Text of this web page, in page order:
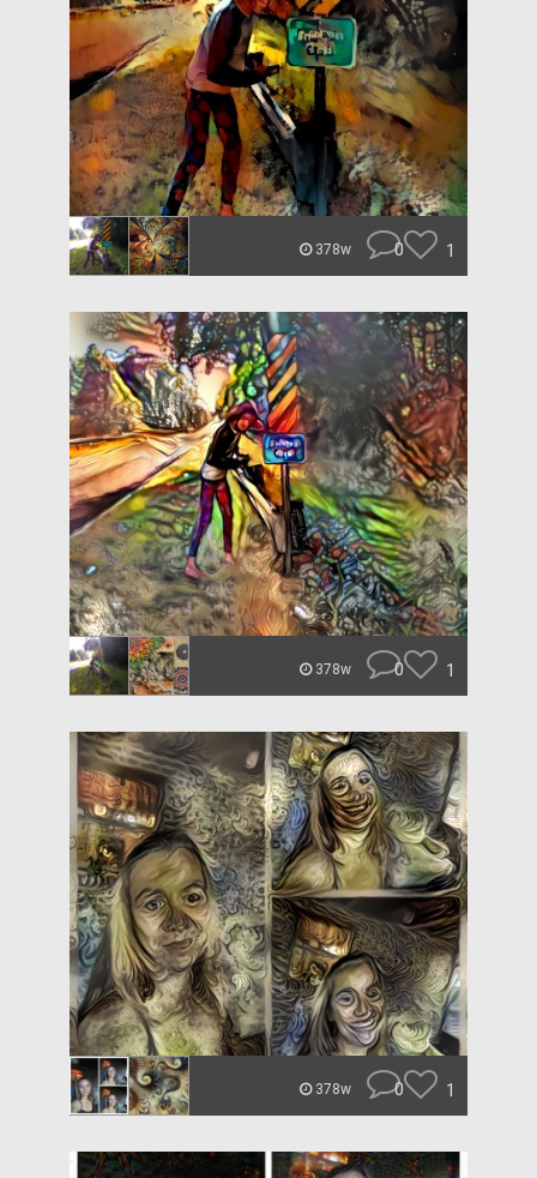
378w 0 1
378w 0 1
378w 0 1